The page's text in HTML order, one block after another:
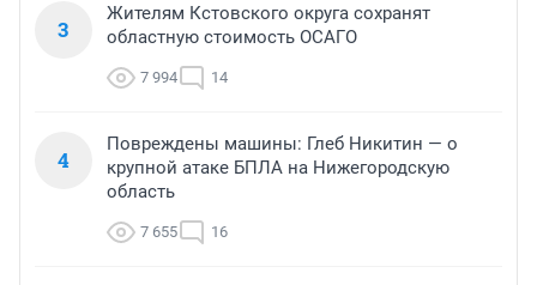
3
Жителям Кстовского округа сохранят
областную стоимость ОСАГО
7 994 14
4
Повреждены машины: Глеб Никитин — о
крупной атаке БПЛА на Нижегородскую
область
7 655 16